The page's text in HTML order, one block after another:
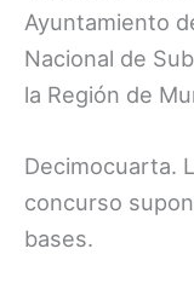
Ayuntamiento
Nacional de
la Región de
Decimocuarta.
concurso
bases.